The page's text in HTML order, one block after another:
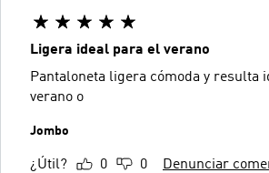
Ligera ideal para el verano
Pantaloneta ligera cómoda y resulta
verano o
Jombo
¿Útil? 0 0 Denunciar